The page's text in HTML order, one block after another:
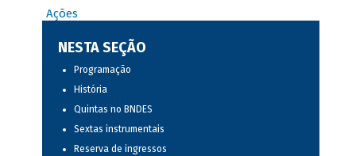
Ações
NESTA SEÇÃO
Programação
História
Quintas no BNDES
Sextas instrumentais
Reserva de ingressos